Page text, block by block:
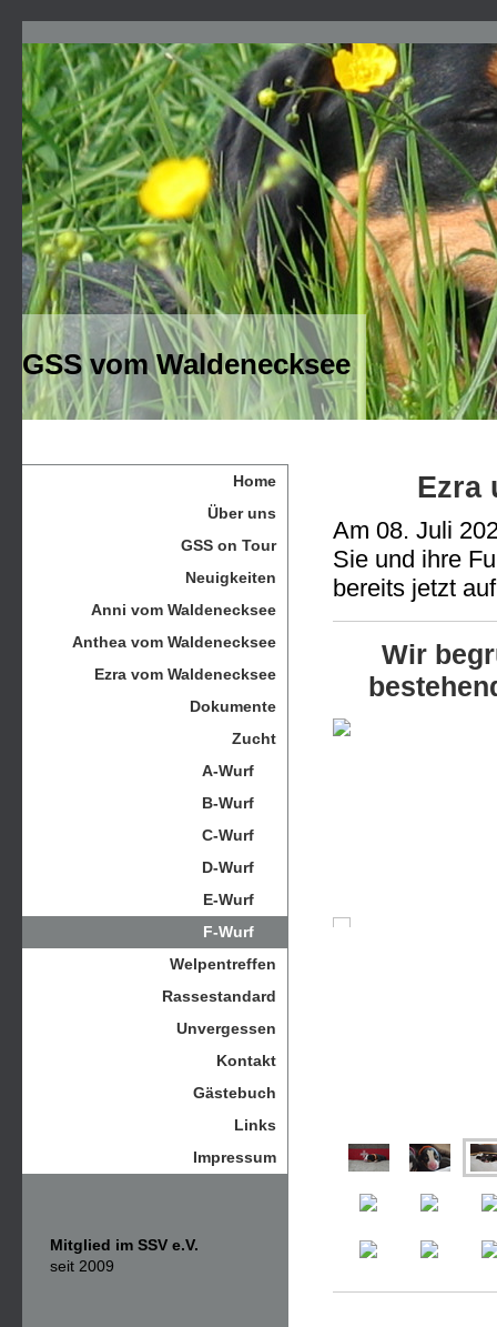
GSS vom Waldenecksee
Ezra
Am 08. Juli
Sie und ihre
bereits jetzt
Wir
Home
Über uns
GSS on Tour
Neuigkeiten
Anni vom Waldenecksee
Anthea vom Waldenecksee
Ezra vom Waldenecksee
Dokumente
Zucht
A-Wurf
B-Wurf
C-Wurf
D-Wurf
E-Wurf
F-Wurf
Welpentreffen
Rassestandard
Unvergessen
Kontakt
Gästebuch
Links
Impressum
Mitglied im SSV e.V.
seit 2009